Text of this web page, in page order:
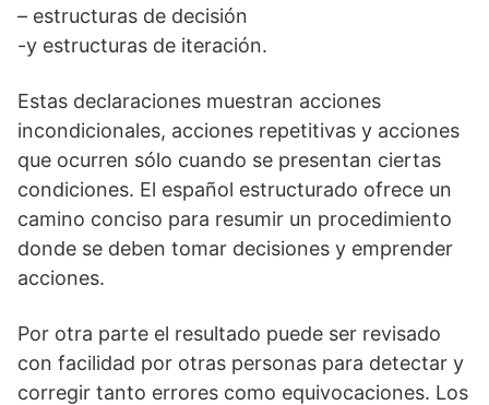
– estructuras de decisión
-y estructuras de iteración.
Estas declaraciones muestran acciones
incondicionales, acciones repetitivas y acciones
que ocurren sólo cuando se presentan ciertas
condiciones. El español estructurado ofrece un
camino conciso para resumir un procedimiento
donde se deben tomar decisiones y emprender
acciones.
Por otra parte el resultado puede ser revisado
con facilidad por otras personas para detectar y
corregir tanto errores como equivocaciones. Los